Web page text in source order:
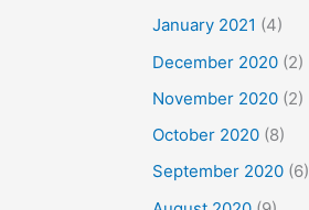
January 2021 (4)
December 2020 (2)
November 2020 (2)
October 2020 (8)
September 2020 (6)